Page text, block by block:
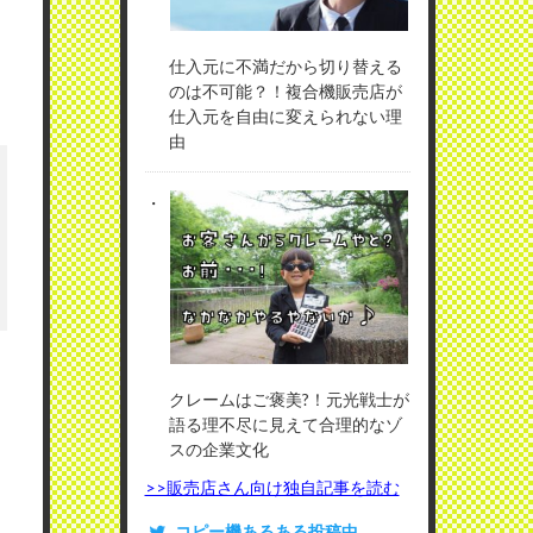
仕入元に不満だから切り替える
のは不可能？！複合機販売店が
仕入元を自由に変えられない理
由
クレームはご褒美?！元光戦士が
語る理不尽に見えて合理的なゾ
スの企業文化
>>販売店さん向け独自記事を読む